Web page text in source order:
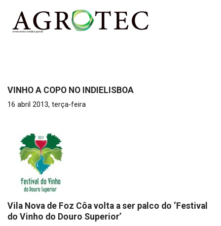
VINHO A COPO NO INDIELISBOA
16 abril 2013, terça-feira
Vila Nova de Foz Côa volta a ser palco do ‘Festival
do Vinho do Douro Superior’